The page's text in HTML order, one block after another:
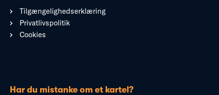
Tilgængelighedserklæring
Privatlivspolitik
Cookies
Har du mistanke om et kartel?